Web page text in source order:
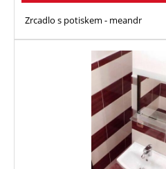
Zrcadlo s potiskem - meandr